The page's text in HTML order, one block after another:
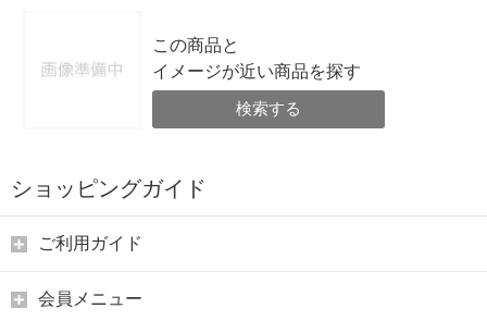
この商品と
イメージが近い商品を探す
検索する
ショッピングガイド
ご利用ガイド
会員メニュー